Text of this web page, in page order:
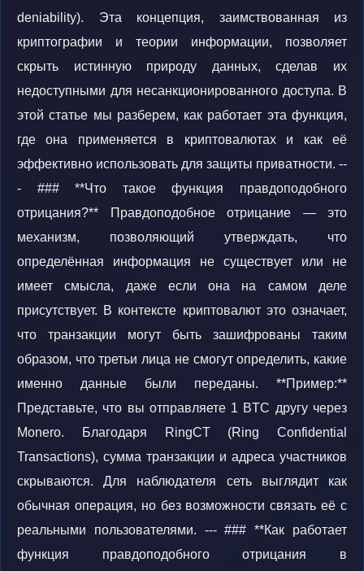
deniability). Эта концепция, заимствованная из
криптографии и теории информации, позволяет
скрыть истинную природу данных, сделав их
недоступными для несанкционированного доступа. В
этой статье мы разберем, как работает эта функция,
где она применяется в криптовалютах и как её
эффективно использовать для защиты приватности. --
- ### **Что такое функция правдоподобного
отрицания?** Правдоподобное отрицание — это
механизм, позволяющий утверждать, что
определённая информация не существует или не
имеет смысла, даже если она на самом деле
присутствует. В контексте криптовалют это означает,
что транзакции могут быть зашифрованы таким
образом, что третьи лица не смогут определить, какие
именно данные были переданы. **Пример:**
Представьте, что вы отправляете 1 BTC другу через
Monero. Благодаря RingCT (Ring Confidential
Transactions), сумма транзакции и адреса участников
скрываются. Для наблюдателя сеть выглядит как
обычная операция, но без возможности связать её с
реальными пользователями. --- ### **Как работает
функция правдоподобного отрицания в